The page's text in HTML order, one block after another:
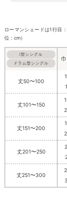
ローマンシェードは1行目
位：cm）
I型シングル
ドラム型シングル
丈50〜100
丈101〜150
丈151〜200
丈201〜250
丈251〜300